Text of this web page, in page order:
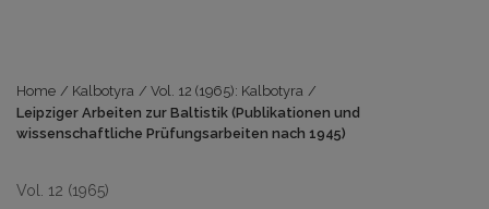
Home / Kalbotyra / Vol. 12 (1965): Kalbotyra /
Leipziger Arbeiten zur Baltistik (Publikationen und
wissenschaftliche Prüfungsarbeiten nach 1945)
Vol. 12 (1965)